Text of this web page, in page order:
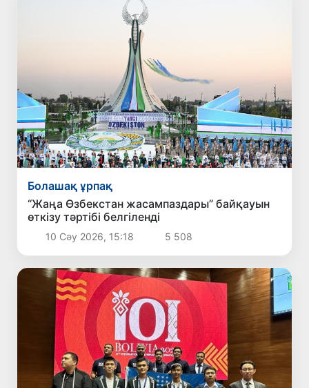
Болашақ ұрпақ
“Жаңа Өзбекстан жасампаздары” байқауын
өткізу тәртібі белгіленді
10 Сәу 2026, 15:18 5 508